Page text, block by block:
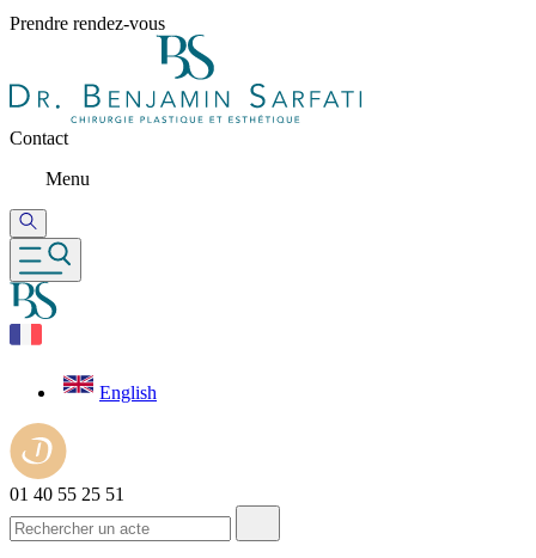
Prendre rendez-vous
Contact
Menu
English
01 40 55 25 51